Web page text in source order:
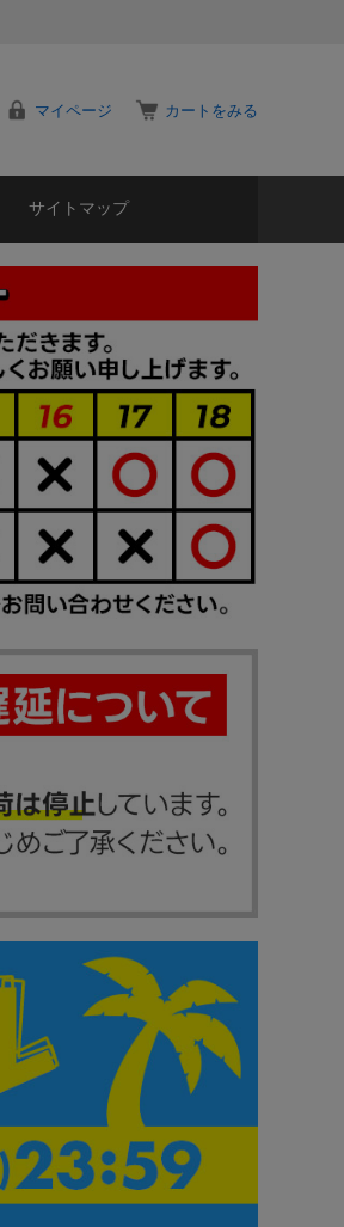
マイページ カートをみる
サイトマップ